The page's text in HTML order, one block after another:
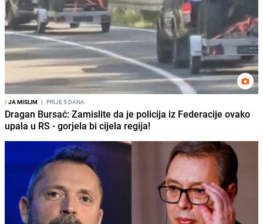
/JA MISLIM I PRIJE 5 DANA
Dragan Bursać: Zamislite da je policija iz Federacije ovako
upala u RS - gorjela bi cijela regija!